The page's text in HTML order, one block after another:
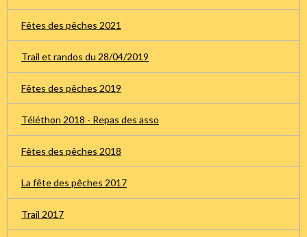
Fêtes des pêches 2021
Trail et randos du 28/04/2019
Fêtes des pêches 2019
Téléthon 2018 - Repas des asso
Fêtes des pêches 2018
La fête des pêches 2017
Trail 2017